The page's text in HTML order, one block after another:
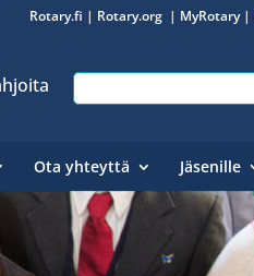
Rotary.fi | Rotary.org | MyRotary|
Ota yhteyttä Jäsenille